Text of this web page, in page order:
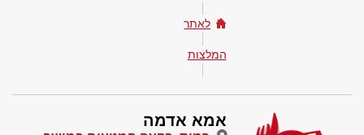
לאתר
המלצות
אמא אדמה